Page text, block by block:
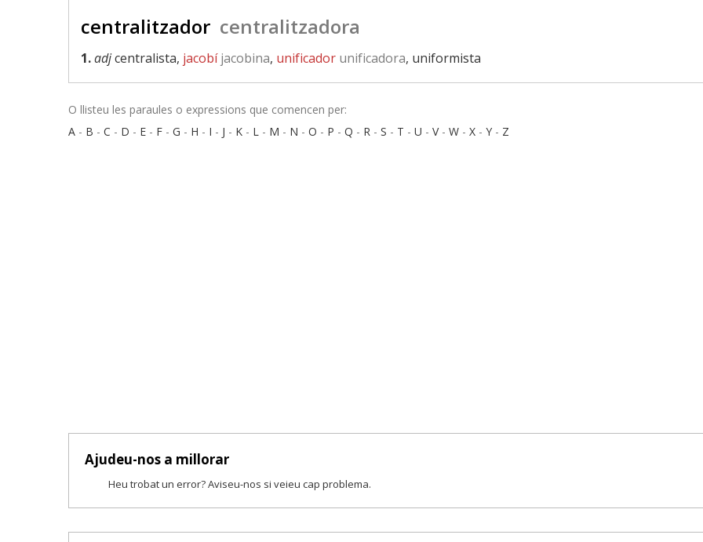
centralitzador centralitzadora
1.adjcentralista, jacobíjacobina, unificador unificadora, uniformista
O llisteu les paraules o expressions que comencen per:
A - B - C - D - E - F - G - H - I - J - K - L - M - N - O - P - Q - R - S - T - U - V- W - X - Y - Z
Ajudeu-nos a millorar
Heu trobat un error? Aviseu-nos si veieu cap problema.